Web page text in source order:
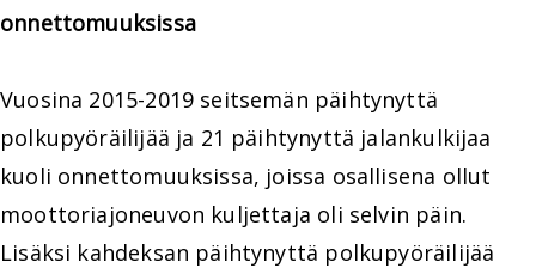
onnettomuuksissa
Vuosina 2015-2019 seitsemän päihtynyttä
polkupyöräilijää ja 21 päihtynyttä jalankulkijaa
kuoli onnettomuuksissa, joissa osallisena ollut
moottoriajoneuvon kuljettaja oli selvin päin.
Lisäksi kahdeksan päihtynyttä polkupyöräilijää